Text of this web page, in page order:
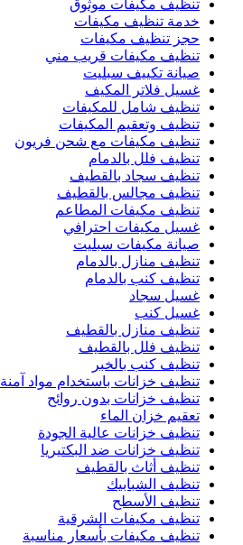
تنظيف مكيفات موثوق
خدمة تنظيف مكيفات
حجز تنظيف مكيفات
تنظيف مكيفات قريب مني
صيانة تكييف سبليت
غسيل فلاتر المكيف
تنظيف شامل للمكيفات
تنظيف وتعقيم المكيفات
تنظيف مكيفات مع شحن فريون
تنظيف فلل بالدمام
تنظيف سجاد بالقطيف
تنظيف مجالس بالقطيف
تنظيف مكيفات المطاعم
غسيل مكيفات احترافي
صيانة مكيفات سبليت
تنظيف منازل بالدمام
تنظيف كنب بالدمام
غسيل سجاد
غسيل كنب
تنظيف منازل بالقطيف
تنظيف فلل بالقطيف
تنظيف كنب بالخبر
تنظيف خزانات باستخدام مواد آمنة
تنظيف خزانات بدون روائح
تعقيم خزان الماء
تنظيف خزانات عالية الجودة
تنظيف خزانات ضد البكتيريا
تنظيف أثاث بالقطيف
تنظيف الشبابيك
تنظيف الأسطح
تنظيف مكيفات الشرقية
تنظيف مكيفات بأسعار مناسبة